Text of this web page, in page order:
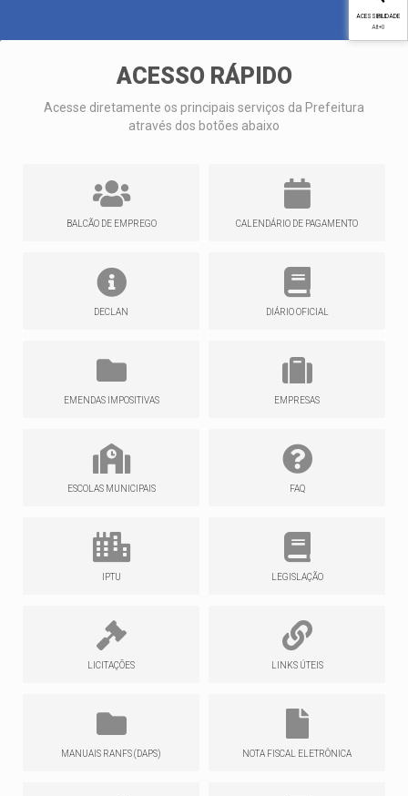
ACESSIBILIDADE
Alt+0
ACESSO RÁPIDO
Acesse diretamente os principais serviços da Prefeitura
através dos botões abaixo
BALCÃO DE EMPREGO CALENDÁRIO DE PAGAMENTO
DECLAN DIÁRIO OFICIAL
EMENDAS IMPOSITIVAS EMPRESAS
ESCOLAS MUNICIPAIS FAQ
IPTU LEGISLAÇÃO
LICITAÇÕES LINKS ÚTEIS
MANUAIS RANFS (DAPS) NOTA FISCAL ELETRÔNICA